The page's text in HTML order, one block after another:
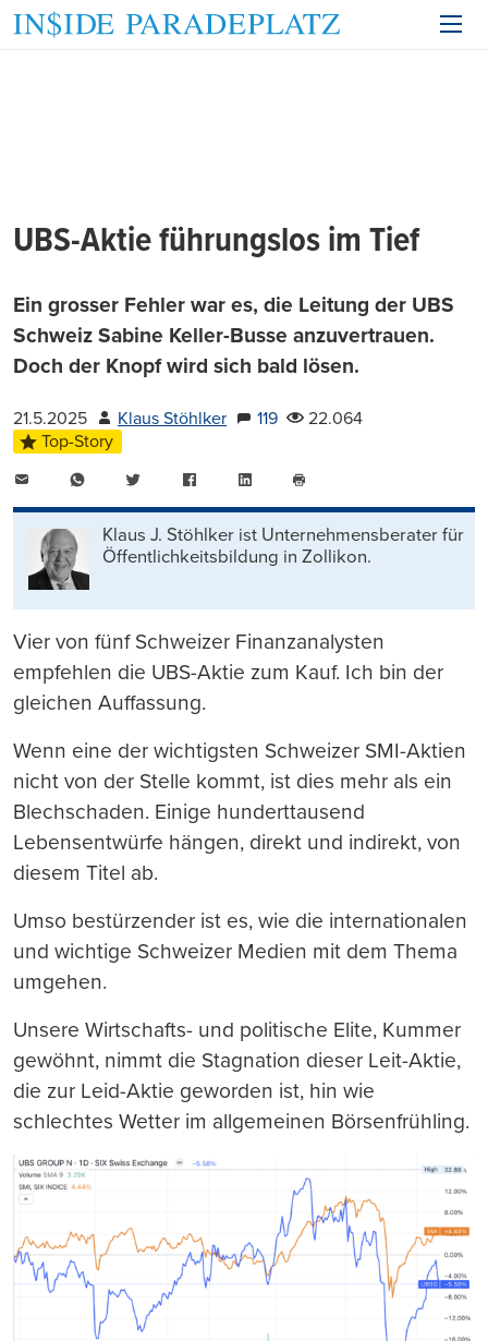
UBS-Aktie führungslos im Tief
Ein grosser Fehler war es, die Leitung der UBS
Schweiz Sabine Keller-Busse anzuvertrauen.
Doch der Knopf wird sich bald lösen.
21.5.2025 Klaus Stöhlker 119
22.064
Top-Story
WhatsAppTwitter FacebookLinkedIn
drucken
Klaus J. Stöhlker ist Unternehmens­berater für
Öffentlichkeits­bildung in Zollikon.
Vier von fünf Schweizer Finanzanalysten
empfehlen die UBS-Aktie zum Kauf. Ich bin der
gleichen Auffassung.
Wenn eine der wichtigsten Schweizer SMI-Aktien
nicht von der Stelle kommt, ist dies mehr als ein
Blechschaden. Einige hunderttausend
Lebensentwürfe hängen, direkt und indirekt, von
diesem Titel ab.
Umso bestürzender ist es, wie die internationalen
und wichtige Schweizer Medien mit dem Thema
umgehen.
Unsere Wirtschafts- und politische Elite, Kummer
gewöhnt, nimmt die Stagnation dieser Leit-Aktie,
die zur Leid-Aktie geworden ist, hin wie
schlechtes Wetter im allgemeinen Börsenfrühling.